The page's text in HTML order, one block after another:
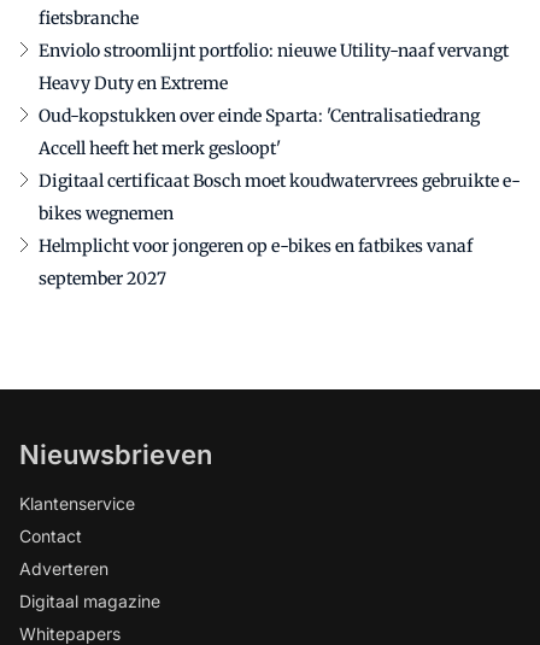
fietsbranche
Enviolo stroomlijnt portfolio: nieuwe Utility-naaf vervangt
Heavy Duty en Extreme
Oud-kopstukken over einde Sparta: 'Centralisatiedrang
Accell heeft het merk gesloopt'
Digitaal certificaat Bosch moet koudwatervrees gebruikte e-
bikes wegnemen
Helmplicht voor jongeren op e-bikes en fatbikes vanaf
september 2027
Nieuwsbrieven
Klantenservice
Contact
Adverteren
Digitaal magazine
Whitepapers